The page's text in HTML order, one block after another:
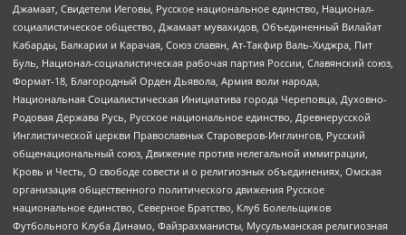
Джамаат, Свидетели Иеговы, Русское национальное единство, Национал-
социалистическое общество, Джамаат мувахидов, Объединенный Вилайат
Кабарды, Балкарии и Карачая, Союз славян, Ат-Такфир Валь-Хиджра, Пит
Буль, Национал-социалистическая рабочая партия России, Славянский союз,
Формат-18, Благородный Орден Дьявола, Армия воли народа,
Национальная Социалистическая Инициатива города Череповца, Духовно-
Родовая Держава Русь, Русское национальное единство, Древнерусской
Инглистической церкви Православных Староверов-Инглингов, Русский
общенациональный союз, Движение против нелегальной иммиграции,
Кровь и Честь, О свободе совести и о религиозных объединениях, Омская
организация общественного политического движения Русское
национальное единство, Северное Братство, Клуб Болельщиков
Футбольного Клуба Динамо, Файзрахманисты, Мусульманская религиозная